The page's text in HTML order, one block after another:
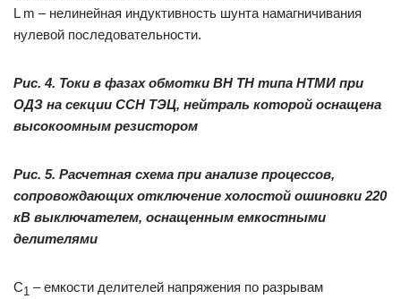
L m – нелинейная индуктивность шунта намагничивания
нулевой последовательности.
Рис. 4. Токи в фазах обмотки ВН ТН типа НТМИ при
ОДЗ на секции ССН ТЭЦ, нейтраль которой оснащена
высокоомным резистором
Рис. 5. Расчетная схема при анализе процессов,
сопровождающих отключение холостой ошиновки 220
кВ выключателем, оснащенным емкостными
делителями
С1 – емкости делителей напряжения по разрывам